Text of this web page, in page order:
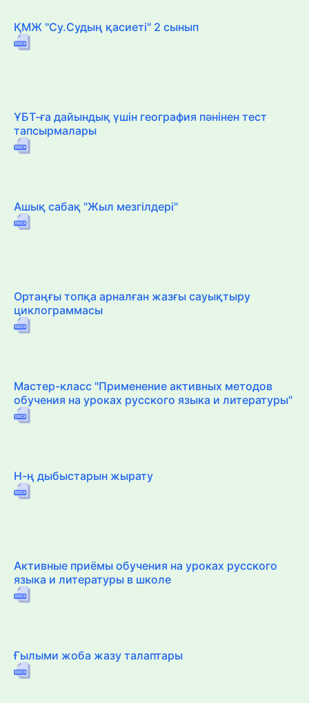
ҚМЖ "Су.Судың қасиеті" 2 сынып
ҰБТ-ға дайындық үшін география пәнінен тест
тапсырмалары
Ашық сабақ "Жыл мезгілдері"
Ортаңғы топқа арналған жазғы сауықтыру
циклограммасы
Мастер-класс "Применение активных методов
обучения на уроках русского языка и литературы"
Н-ң дыбыстарын жырату
Активные приёмы обучения на уроках русского
языка и литературы в школе
Ғылыми жоба жазу талаптары